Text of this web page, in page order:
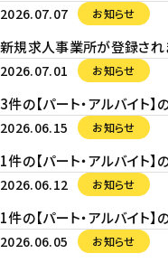
2026.07.07 お知らせ
新規求人事業所が登録され
2026.07.01 お知らせ
3件の【パート・アルバイト
2026.06.15 お知らせ
1件の【パート・アルバイト
2026.06.12 お知らせ
1件の【パート・アルバイト
2026.06.05 お知らせ